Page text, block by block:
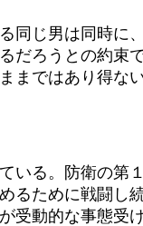
じ男は同時に
だろうとの約束
まではあり得ない
る。防衛の第
るために戦闘し
受動的な事態受